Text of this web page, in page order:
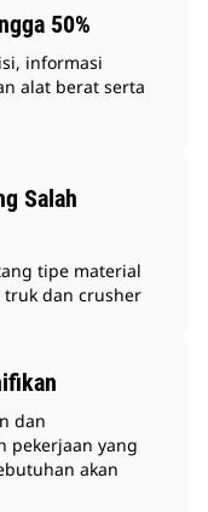
50%
informasi
alat berat serta
Salah
tipe material
truk dan crusher
dan
pekerjaan yang
akan